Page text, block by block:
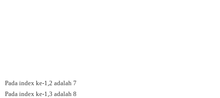
Pada index ke-1,2 adalah 7
Pada index ke-1,3 adalah 8